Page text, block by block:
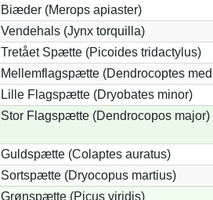
Biæder (Merops apiaster)
Vendehals (Jynx torquilla)
Tretået Spætte (Picoides tridactylus)
Mellemflagspætte (Dendrocoptes
Lille Flagspætte (Dryobates minor)
Stor Flagspætte (Dendrocopos major)
Guldspætte (Colaptes auratus)
Sortspætte (Dryocopus martius)
Grønspætte (Picus viridis)